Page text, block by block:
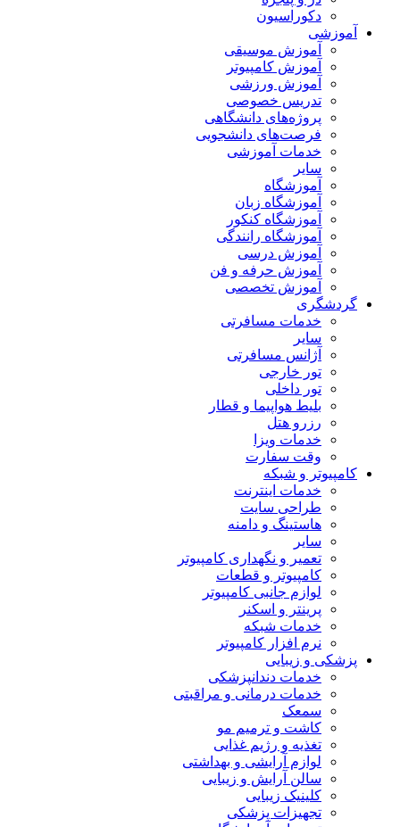
دکوراسیون
آموزشی
آموزش موسیقی
آموزش کامپیوتر
آموزش ورزشی
تدریس خصوصی
پروژه‌های دانشگاهی
فرصت‌های دانشجویی
خدمات آموزشی
سایر
آموزشگاه
آموزشگاه زبان
آموزشگاه کنکور
آموزشگاه رانندگی
آموزش درسی
آموزش حرفه و فن
آموزش تخصصی
گردشگری
خدمات مسافرتی
سایر
آژانس مسافرتی
تور خارجی
تور داخلی
بلیط هواپیما و قطار
رزرو هتل
خدمات ویزا
وقت سفارت
کامپیوتر و شبکه
خدمات اینترنت
طراحی سایت
هاستینگ و دامنه
سایر
تعمیر و نگهداری کامپیوتر
کامپیوتر و قطعات
لوازم جانبی کامپیوتر
پرینتر و اسکنر
خدمات شبکه
نرم افزار کامپیوتر
پزشکی و زیبایی
خدمات دندانپزشکی
خدمات درمانی و مراقبتی
سمعک
کاشت و ترمیم مو
تغذیه و رژیم غذایی
لوازم آرایشی و بهداشتی
سالن آرایش و زیبایی
کلینیک زیبایی
تجهیزات پزشکی